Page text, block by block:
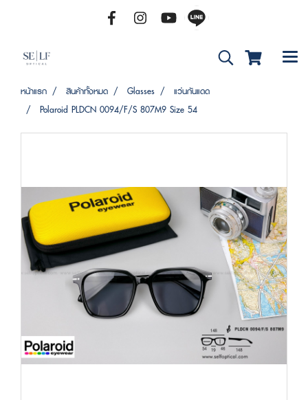
หน้าแรก สินค้าทั้งหมด Glasses
แว่นกันแดด
Polaroid PLDCN 0094/F/S 807M9 Size 54